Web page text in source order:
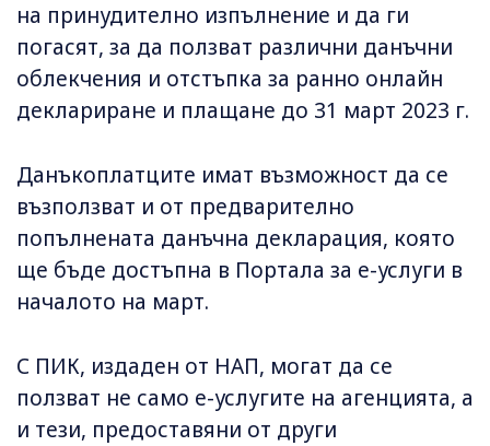
на принудително изпълнение и да ги
погасят, за да ползват различни данъчни
облекчения и отстъпка за ранно онлайн
деклариране и плащане до 31 март 2023 г.
Данъкоплатците имат възможност да се
възползват и от предварително
попълнената данъчна декларация, която
ще бъде достъпна в Портала за е-услуги в
началото на март.
С ПИК, издаден от НАП, могат да се
ползват не само е-услугите на агенцията, а
и тези, предоставяни от други